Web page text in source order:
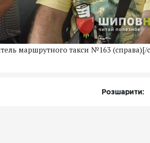
маршрутного такси №163
Розшарити: